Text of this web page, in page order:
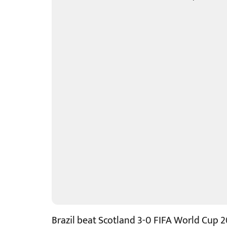
Brazil beat Scotland 3-0 FIFA World Cup